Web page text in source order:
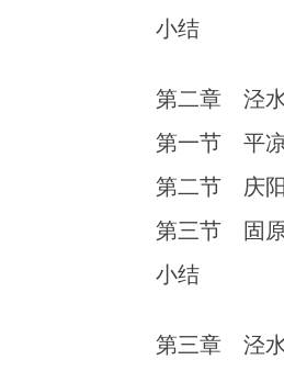
小结
第二章 泾水
第一节 平凉
第二节 庆阳
第三节 固原
小结
第三章 泾水